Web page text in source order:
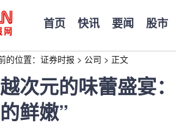
首页 快讯 要闻 股市
的位置： 证券时报 > 公司 > 正文
次元的味蕾盛宴
鲜嫩”